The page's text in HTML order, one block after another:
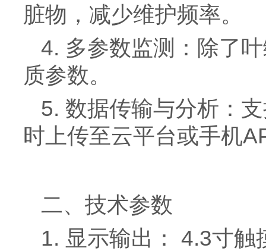
脏物，减少维护频率。
4. 多参数监测：除了
质参数。
5. 数据传输与分析：
时上传至云平台或手机
二、技术参数
1. 显示输出： 4.3寸